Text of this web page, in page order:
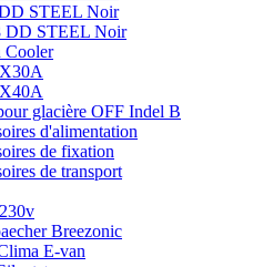
STEEL Noir
DD STEEL Noir
Cooler
glacière OFF Indel B
d'alimentation
de fixation
de transport
Breezonic
E-van